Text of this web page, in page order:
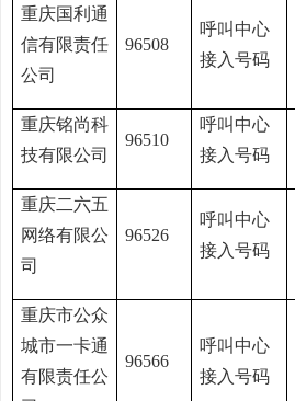
重庆国利通
信有限责任
公司
96508
呼叫中心
接入号码
重庆铭尚科
技有限公司
96510
呼叫中心
接入号码
重庆二六五
网络有限公
司
96526
呼叫中心
接入号码
重庆市公众
城市一卡通
有限责任公
96566
呼叫中心
接入号码